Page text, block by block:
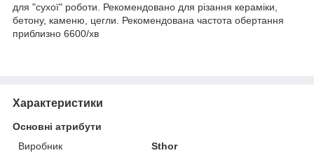
для "сухої" роботи. Рекомендовано для різання кераміки,
бетону, каменю, цегли. Рекомендована частота обертання
приблизно 6600/хв
Характеристики
Основні атрибути
Виробник
Sthor